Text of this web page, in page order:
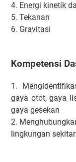
4. Energi kinetik
5. Tekanan
6. Gravitasi
Kompetensi
1.
gaya otot, gaya
gaya gesekan
2.
lingkungan sekitar